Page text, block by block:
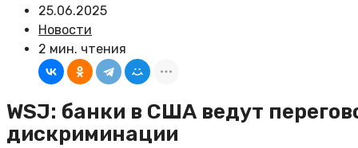
25.06.2025
Новости
2 мин. чтения
WSJ: банки в США ведут
дискриминации